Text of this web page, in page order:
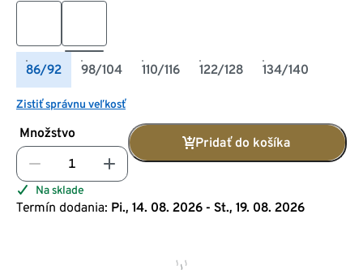
86/92 98/104 110/116 122/128 134/140
Zistiť správnu veľkosť
Množstvo
Pridať do košíka
Na sklade
Termín dodania: Pi., 14. 08. 2026 - St., 19. 08. 2026